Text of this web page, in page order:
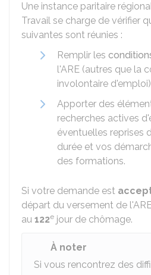
Une instance paritaire
Travail se charge de vérifier
suivantes sont réunies :
Remplir les
l'ARE (autres que la
involontaire d'emploi)
Apporter des
recherches actives
éventuelles reprises
durée et vos
des formations.
Si votre demande est
départ du versement de
au 122e jour de chômage.
À noter
Si vous rencontrez des